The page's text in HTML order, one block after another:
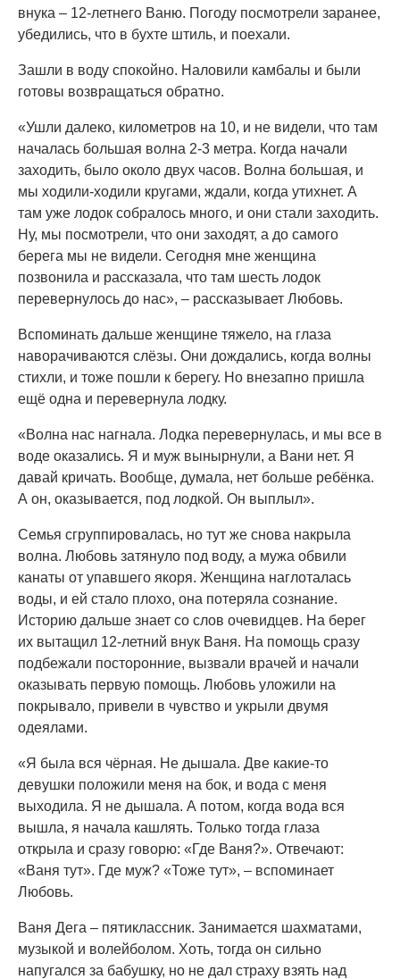
внука – 12-летнего Ваню. Погоду посмотрели заранее,
убедились, что в бухте штиль, и поехали.
Зашли в воду спокойно. Наловили камбалы и были
готовы возвращаться обратно.
«Ушли далеко, километров на 10, и не видели, что там
началась большая волна 2-3 метра. Когда начали
заходить, было около двух часов. Волна большая, и
мы ходили-ходили кругами, ждали, когда утихнет. А
там уже лодок собралось много, и они стали заходить.
Ну, мы посмотрели, что они заходят, а до самого
берега мы не видели. Сегодня мне женщина
позвонила и рассказала, что там шесть лодок
перевернулось до нас», – рассказывает Любовь.
Вспоминать дальше женщине тяжело, на глаза
наворачиваются слёзы. Они дождались, когда волны
стихли, и тоже пошли к берегу. Но внезапно пришла
ещё одна и перевернула лодку.
«Волна нас нагнала. Лодка перевернулась, и мы все в
воде оказались. Я и муж вынырнули, а Вани нет. Я
давай кричать. Вообще, думала, нет больше ребёнка.
А он, оказывается, под лодкой. Он выплыл».
Семья сгруппировалась, но тут же снова накрыла
волна. Любовь затянуло под воду, а мужа обвили
канаты от упавшего якоря. Женщина наглоталась
воды, и ей стало плохо, она потеряла сознание.
Историю дальше знает со слов очевидцев. На берег
их вытащил 12-летний внук Ваня. На помощь сразу
подбежали посторонние, вызвали врачей и начали
оказывать первую помощь. Любовь уложили на
покрывало, привели в чувство и укрыли двумя
одеялами.
«Я была вся чёрная. Не дышала. Две какие-то
девушки положили меня на бок, и вода с меня
выходила. Я не дышала. А потом, когда вода вся
вышла, я начала кашлять. Только тогда глаза
открыла и сразу говорю: «Где Ваня?». Отвечают:
«Ваня тут». Где муж? «Тоже тут», – вспоминает
Любовь.
Ваня Дега – пятиклассник. Занимается шахматами,
музыкой и волейболом. Хоть, тогда он сильно
напугался за бабушку, но не дал страху взять над